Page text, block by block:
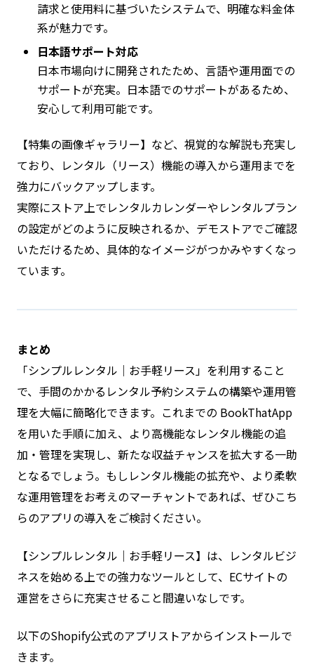
請求と使用料に基づいたシステムで、明確な料金体
系が魅力です。
日本語サポート対応
日本市場向けに開発されたため、言語や運用面での
サポートが充実。日本語でのサポートがあるため、
安心して利用可能です。
【特集の画像ギャラリー】など、視覚的な解説も充実し
ており、レンタル（リース）機能の導入から運用までを
強力にバックアップします。
実際にストア上でレンタルカレンダーやレンタルプラン
の設定がどのように反映されるか、デモストアでご確認
いただけるため、具体的なイメージがつかみやすくなっ
ています。
まとめ
「シンプルレンタル｜お手軽リース」を利用すること
で、手間のかかるレンタル予約システムの構築や運用管
理を大幅に簡略化できます。これまでの BookThatApp
を用いた手順に加え、より高機能なレンタル機能の追
加・管理を実現し、新たな収益チャンスを拡大する一助
となるでしょう。もしレンタル機能の拡充や、より柔軟
な運用管理をお考えのマーチャントであれば、ぜひこち
らのアプリの導入をご検討ください。
【シンプルレンタル｜お手軽リース】は、レンタルビジ
ネスを始める上での強力なツールとして、ECサイトの
運営をさらに充実させること間違いなしです。
以下のShopify公式のアプリストアからインストールで
きます。